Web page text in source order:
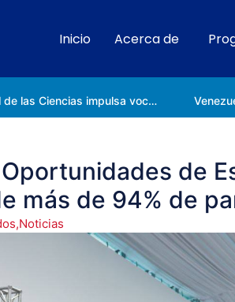
Inicio Acerca de
Universidad Nacional de las Ciencias impulsa vocaciones científicas en la Expoferia de Oportunidades de Estudio 2026
de
más de 94% de
,Noticias